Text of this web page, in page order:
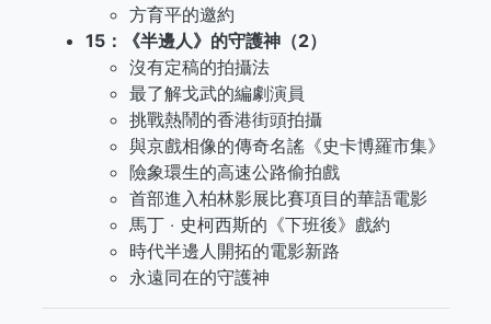
方育平的邀約
15：《半邊人》的守護神（2）
沒有定稿的拍攝法
最了解戈武的編劇演員
挑戰熱鬧的香港街頭拍攝
與京戲相像的傳奇名謠《史卡博羅市集》
險象環生的高速公路偷拍戲
首部進入柏林影展比賽項目的華語電影
馬丁 ‧ 史柯西斯的《下班後》戲約
時代半邊人開拓的電影新路
永遠同在的守護神